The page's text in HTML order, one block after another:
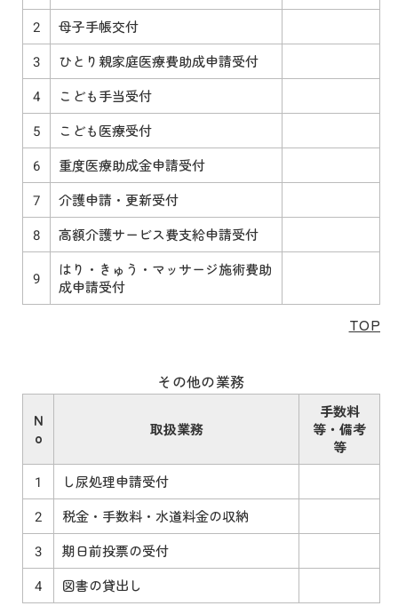
2
母子手帳交付
3
ひとり親家庭医療費助成申請受付
4
こども手当受付
5
こども医療受付
6
重度医療助成金申請受付
7
介護申請・更新受付
8
高額介護サービス費支給申請受付
9
はり・きゅう・マッサージ施術費助
成申請受付
TOP
その他の業務
N
o
取扱業務
手数料
等・備考
等
1
し尿処理申請受付
2
税金・手数料・水道料金の収納
3
期日前投票の受付
4
図書の貸出し